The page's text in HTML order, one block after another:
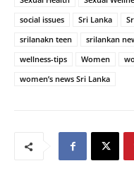
social issues
Sri Lanka
srilanakn teen
srilankan
wellness-tips
Women
women’s news Sri Lanka